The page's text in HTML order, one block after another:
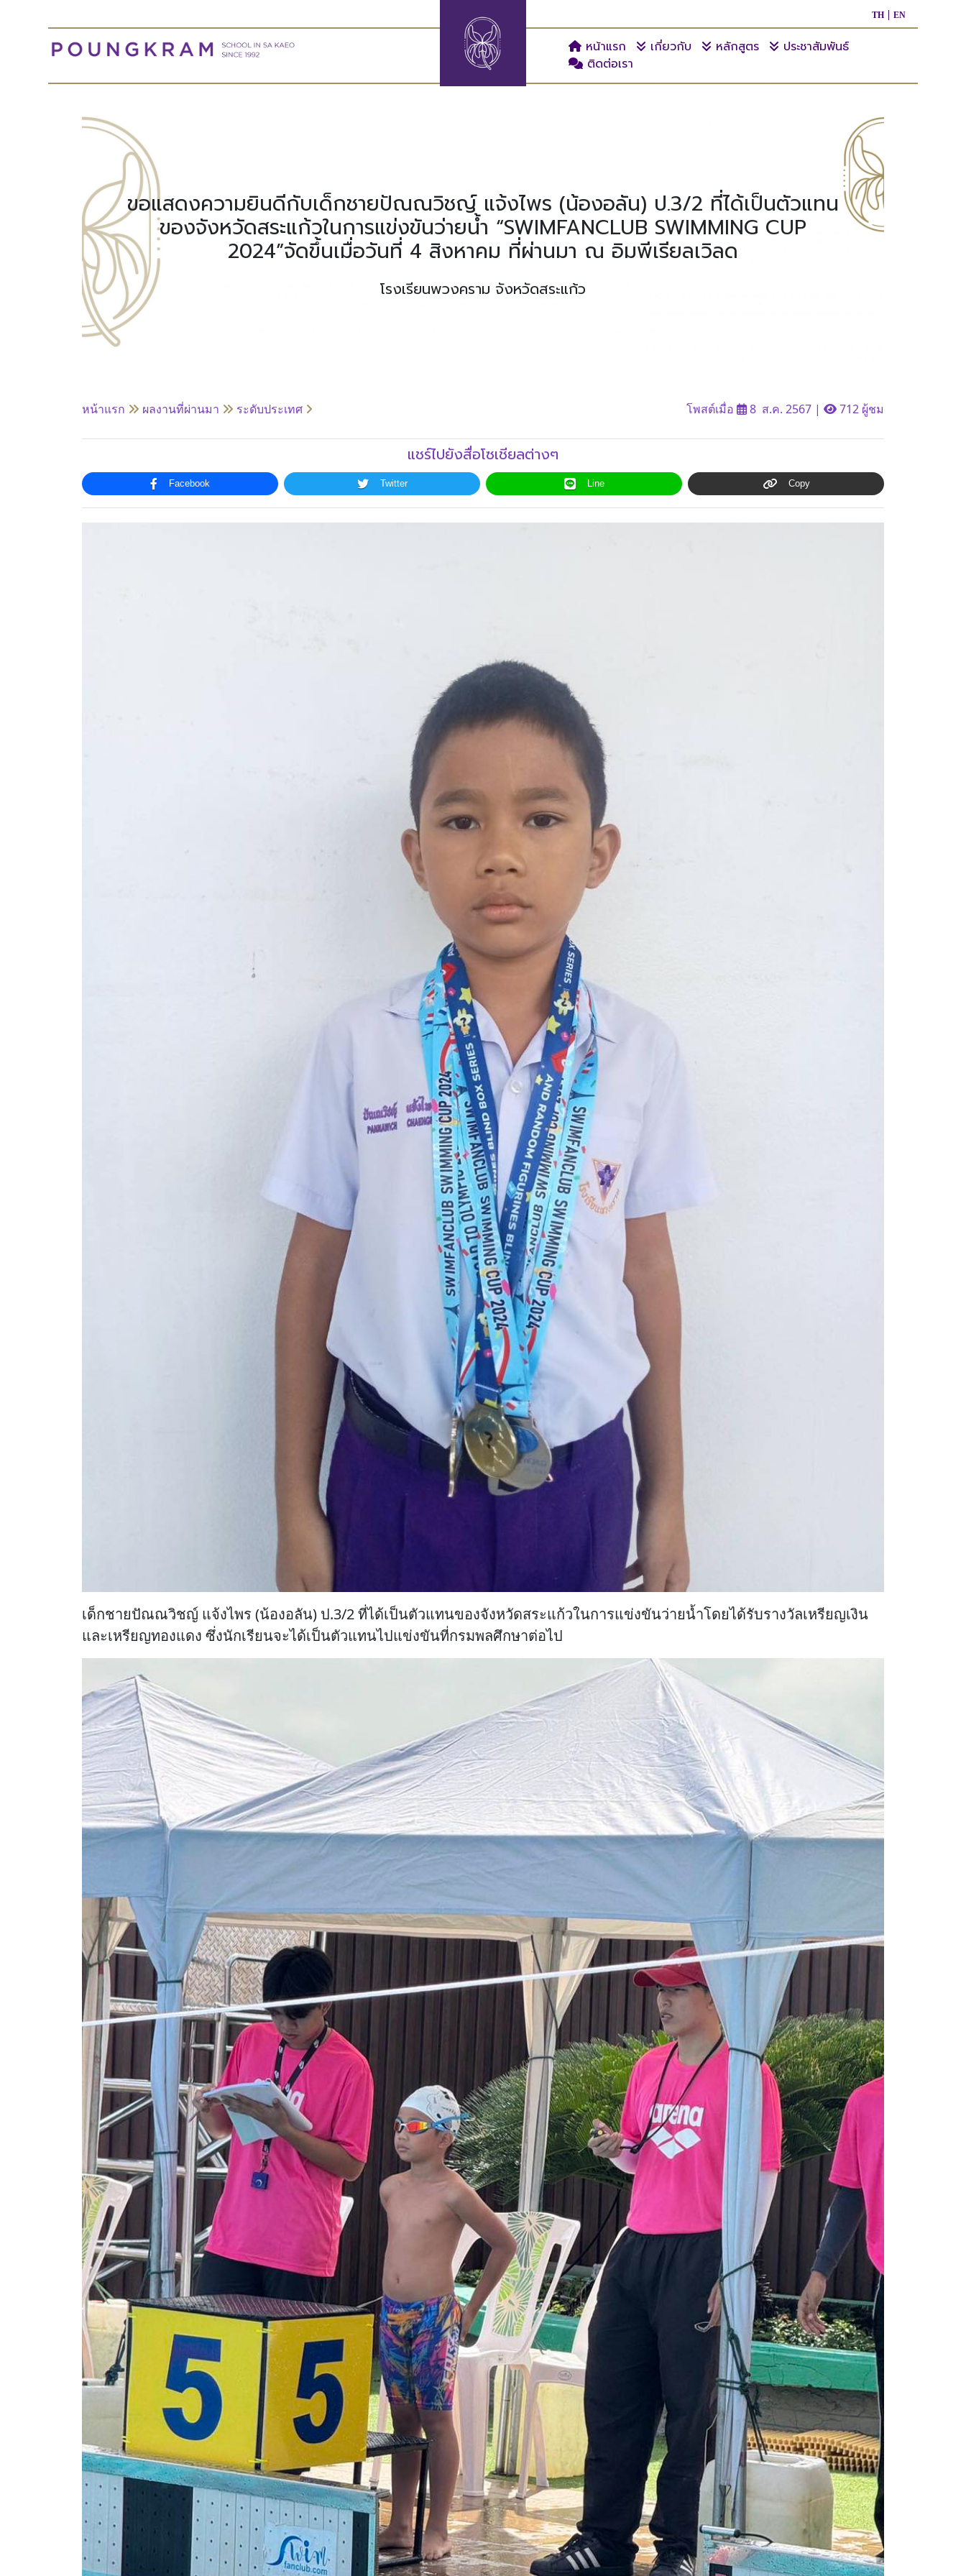
TH EN
หน้าแรก เกี่ยวกับ หลักสูตร
ประชาสัมพันธ์
ติดต่อเรา
ขอแสดงความยินดีกับเด็กชายปัณณวิชญ์ แจ้งไพร (น้องอลัน) ป.3/2 ที่ได้เป็นตัวแทน
ของจังหวัดสระแก้วในการแข่งขันว่ายน้ำ “SWIMFANCLUB SWIMMING CUP
2024”จัดขึ้นเมื่อวันที่ 4 สิงหาคม ที่ผ่านมา ณ อิมพีเรียลเวิลด
โรงเรียนพวงคราม จังหวัดสระแก้ว
หน้าแรก ผลงานที่ผ่านมา ระดับประเทศ โพสต์เมื่อ 8 ส.ค. 2567 | 712 ผู้ชม
แชร์ไปยังสื่อโซเชียลต่างๆ
Facebook Twitter Line Copy
เด็กชายปัณณวิชญ์ แจ้งไพร (น้องอลัน) ป.3/2 ที่ได้เป็นตัวแทนของจังหวัดสระแก้วในการแข่งขันว่ายน้ำโดยได้รับรางวัลเหรียญเงิน
และเหรียญทองแดง ซึ่งนักเรียนจะได้เป็นตัวแทนไปแข่งขันที่กรมพลศึกษาต่อไป